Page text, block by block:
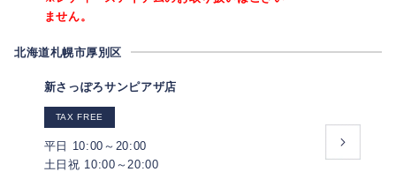
ません。
北海道札幌市厚別区
新さっぽろサンピアザ店
TAX FREE
平日 10:00～20:00
土日祝 10:00～20:00